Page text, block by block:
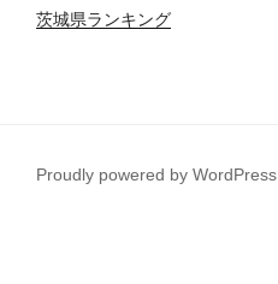
茨城県ランキング
Proudly powered by WordPress